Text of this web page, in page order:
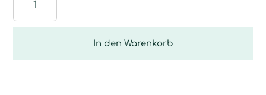
Konzentrat
Menge
In den Warenkorb